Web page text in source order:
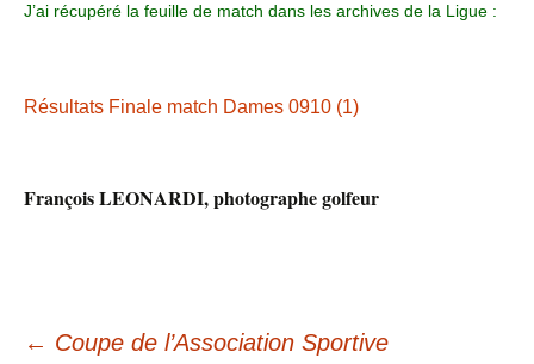
J’ai récupéré la feuille de match dans les archives de la Ligue :
Résultats Finale match Dames 0910 (1)
François LEONARDI, photographe golfeur
← Coupe de l’Association Sportive